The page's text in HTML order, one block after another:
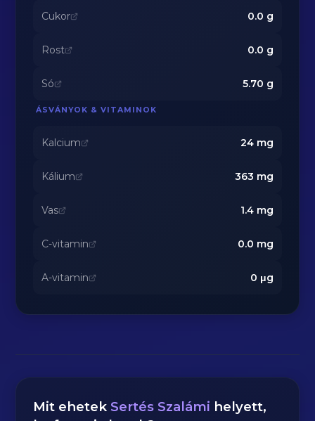
Cukor 0.0 g
Rost 0.0 g
Só 5.70 g
ÁSVÁNYOK & VITAMINOK
Kalcium 24mg
Kálium 363 mg
Vas 1.4mg
C-vitamin 0.0 mg
A-vitamin 0 μg
Mit ehetek Sertés Szalámi helyett,